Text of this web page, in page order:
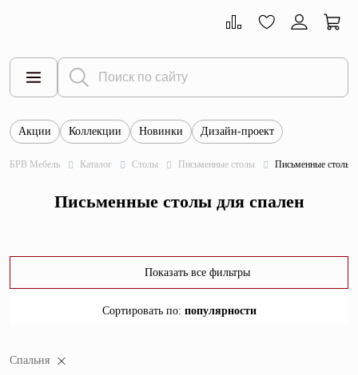
Все товары
Тумбы
Шкафы
Акции Коллекции Новинки Дизайн-проект
БРВ Мебель Каталог Столы Письменные столы Письменные столы
Письменные столы для спален
Показать все фильтры
Сортировать по: популярности
Спальня